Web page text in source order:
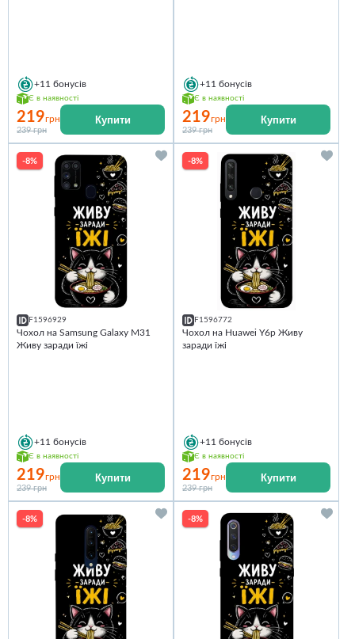
+11 бонусів
Є в наявності
219грн
239 грн
Купити
+11 бонусів
Є в наявності
219грн
239 грн
Купити
-8%
F1596929
Чохол на Samsung Galaxy M31
Живу заради їжі
+11 бонусів
Є в наявності
219грн
239 грн
Купити
-8%
F1596772
Чохол на Huawei Y6p Живу
заради їжі
+11 бонусів
Є в наявності
219грн
239 грн
Купити
-8% -8%